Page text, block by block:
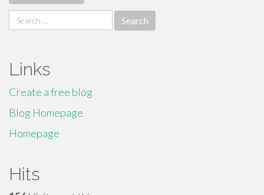
Search
for:
Links
Create a free blog
Blog Homepage
Homepage
Hits